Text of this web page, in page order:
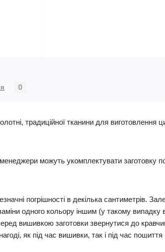
0
традиційної тканини для
можуть укомплектувати заготовку
погрішності в декілька сантиметрів.
одного кольору іншим (у такому випадку в
вишивкою заготовки звернутися до
як під час вишивки, так і під час пошиття